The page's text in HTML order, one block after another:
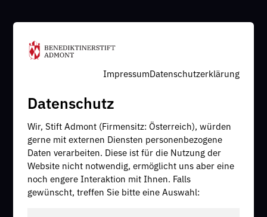
ImpressumDatenschutzerklärung
Datenschutz
Wir, Stift Admont (Firmensitz: Österreich), würden
gerne mit externen Diensten personenbezogene
Daten verarbeiten. Diese ist für die Nutzung der
Website nicht notwendig, ermöglicht uns aber eine
noch engere Interaktion mit Ihnen. Falls
gewünscht, treffen Sie bitte eine Auswahl: